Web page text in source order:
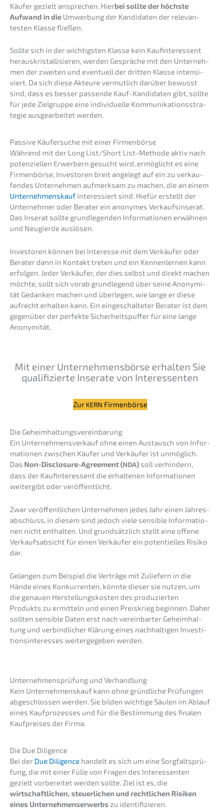
Käufer gezielt anspre­chen. Hierbei sollte der höchs­te
Aufwand in die Umwer­bung der Kandi­da­ten der relevan­
tes­ten Klasse fließen.
Sollte sich in der wichtigs­ten Klasse kein Kaufin­ter­es­sent
heraus­kris­tal­li­sie­ren, werden Gesprä­che mit den Unter­neh­
men der zweiten und eventu­ell der dritten Klasse inten­si­
viert. Da sich diese Akteu­re vermut­lich darüber bewusst
sind, dass es besser passen­de Kauf-Kandi­da­ten gibt, sollte
für jede Zielgrup­pe eine indivi­du­el­le Kommu­ni­ka­ti­ons­stra­
te­gie ausge­ar­bei­tet werden.
Passi­ve Käufer­su­che mit einer Firmenbörse
Während mit der Long List/Short List-Metho­de aktiv nach
poten­zi­el­len Erwer­bern gesucht wird, ermög­licht es eine
Firmen­bör­se, Inves­to­ren breit angelegt auf ein zu verkau­
fen­des Unter­neh­men aufmerk­sam zu machen, die an einem
Unter­nehmens­kauf inter­es­siert sind. Hiefür erstellt der
Unter­neh­mer oder Berater ein anony­mes Verkaufs­in­se­rat.
Das Inserat sollte grund­le­gen­den Infor­ma­tio­nen erwäh­nen
und Neugier­de auslösen.
Inves­to­ren können bei Inter­es­se mit dem Verkäu­fer oder
Berater dann in Kontakt treten und ein Kennen­ler­nen kann
erfol­gen. Jeder Verkäu­fer, der dies selbst und direkt machen
möchte, sollt sich vorab grund­le­gend über seine Anony­mi­
tät Gedan­ken machen und überle­gen, wie lange er diese
aufrecht erhal­ten kann. Ein einge­schal­te­ter Berater ist dem
gegen­über der perfek­te Sicher­heits­puf­fer für eine lange
Anonymität.
Mit einer Unter­neh­mens­bör­se erhal­ten Sie
quali­fi­zier­te Insera­te von Interessenten
Zur KERN Firmenbörse
Die Geheim­hal­tungs­ver­ein­ba­rung
Ein Unter­nehmens­verkauf ohne einen Austausch von Infor­
ma­tio­nen zwischen Käufer und Verkäu­fer ist unmög­lich.
Das Non-Disclo­sure-Agree­ment (NDA)soll verhin­dern,
dass der Kaufin­ter­es­sent die erhal­te­nen Infor­ma­tio­nen
weiter­gibt oder veröffentlicht.
Zwar veröf­fent­li­chen Unter­neh­men jedes Jahr einen Jahres­
ab­schluss, in diesem sind jedoch viele sensi­ble Infor­ma­tio­
nen nicht enthal­ten. Und grund­sätz­lich stellt eine offene
Verkaufs­ab­sicht für einen Verkäu­fer ein poten­ti­el­les Risiko
dar.
Gelan­gen zum Beispiel die Verträ­ge mit Zulie­fern in die
Hände eines Konkur­ren­ten, könnte dieser sie nutzen, um
die genau­en Herstel­lungs­kos­ten des produ­zier­ten
Produkts zu ermit­teln und einen Preis­krieg begin­nen. Daher
sollten sensi­ble Daten erst nach verein­bar­ter Geheim­hal­
tung und verbind­li­cher Klärung eines nachhal­ti­gen Inves­ti­
ti­ons­in­ter­es­ses weiter­ge­ge­ben werden.
Unter­neh­mens­prü­fung und Verhandlung
Kein Unter­nehmens­kauf kann ohne gründ­li­che Prüfun­gen
abgeschlos­sen werden. Sie bilden wichti­ge Säulen im Ablauf
eines Kaufpro­zes­ses und für die Bestim­mung des finalen
Kaufprei­ses der Firma.
Die Due Diligence
Bei der Due Diligence handelt es sich um eine Sorgfalts­prü­
fung, die mit einer Fülle von Fragen des Inter­es­sen­ten
gezielt vorbe­rei­tet werden sollte. Ziel ist es, die
wirtschaft­li­chen, steuer­li­chen und recht­li­chen Risiken
eines Unter­neh­mens­er­werbs zu identifizieren.